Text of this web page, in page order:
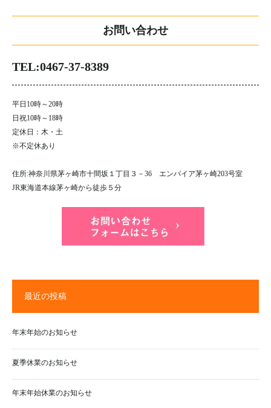
お問い合わせ
TEL:0467-37-8389
平日10時～20時
日祝10時～18時
定休日：木・土
※不定休あり
住所:神奈川県茅ヶ崎市十間坂１丁目３－36 エンパイア茅ヶ崎203号室
JR東海道本線茅ヶ崎から徒歩５分
最近の投稿
年末年始のお知らせ
夏季休業のお知らせ
年末年始休業のお知らせ